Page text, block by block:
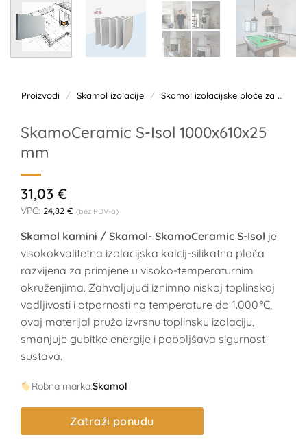
Proizvodi / Skamol izolacije / Skamol izolacijske ploče za kamine
SkamoCeramic S-Isol 1000x610x25
mm
31,03 €
VPC: 24,82 € (bez PDV-a)
Skamol kamini / Skamol- SkamoCeramic S-Isol je
visokokvalitetna izolacijska kalcij-silikatna ploča
razvijena za primjene u visoko-temperaturnim
okruženjima. Zahvaljujući iznimno niskoj toplinskoj
vodljivosti i otpornosti na temperature do 1.000 °C,
ovaj materijal pruža izvrsnu toplinsku izolaciju,
smanjuje gubitke energije i poboljšava sigurnost
sustava.
Robna marka:Skamol
Zatraži ponudu